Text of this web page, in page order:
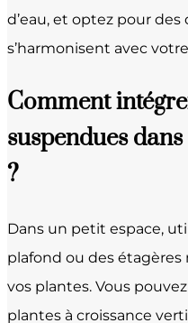
d’eau, et optez pour des
s’harmonisent avec
Comment
suspendues
?
Dans un petit espace,
plafond ou des
vos plantes. Vous
plantes à croissance